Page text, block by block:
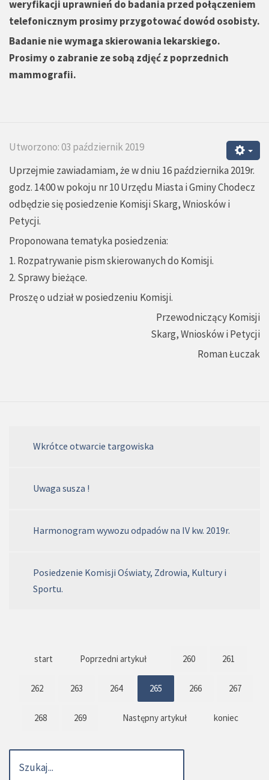
weryfikacji uprawnień do badania przed połączeniem
telefonicznym prosimy przygotować dowód osobisty.
Badanie nie wymaga skierowania lekarskiego.
Prosimy o zabranie ze sobą zdjęć z poprzednich
mammografii.
Utworzono: 03 październik 2019
Uprzejmie zawiadamiam, że w dniu 16 października 2019r.
godz. 14:00 w pokoju nr 10 Urzędu Miasta i Gminy Chodecz
odbędzie się posiedzenie Komisji Skarg, Wniosków i
Petycji.
Proponowana tematyka posiedzenia:
1. Rozpatrywanie pism skierowanych do Komisji.
2. Sprawy bieżące.
Proszę o udział w posiedzeniu Komisji.
Przewodniczący Komisji
Skarg, Wniosków i Petycji
Roman Łuczak
Wkrótce otwarcie targowiska
Uwaga susza !
Harmonogram wywozu odpadów na IV kw. 2019r.
Posiedzenie Komisji Oświaty, Zdrowia, Kultury i
Sportu.
start Poprzedni artykuł 260 261
262 263 264 265 266 267
268 269 Następny artykuł koniec